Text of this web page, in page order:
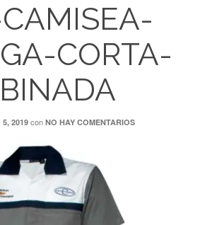
CORTA-
5, 2019 con NO HAY COMENTARIOS